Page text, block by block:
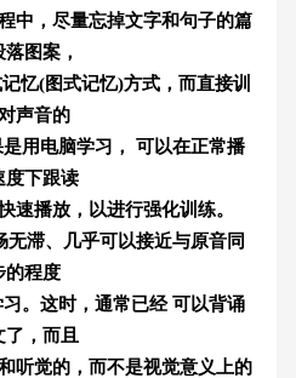
中，尽量忘掉文字和句子的篇
落图案，
忆(图式记忆)方式，而直接训
声音的
用电脑学习， 可以在正常播
度下跟读
速播放，以进行强化训练。
滞、几乎可以接近与原音同
的程度
。这时，通常已经 可以背诵
了，而且
听觉的，而不是视觉意义上的